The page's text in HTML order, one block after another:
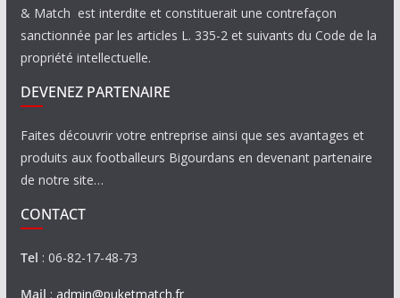
& Match est interdite et constituerait une contrefaçon
sanctionnée par les articles L. 335-2 et suivants du Code de la
propriété intellectuelle.
DEVENEZ PARTENAIRE
Faites découvrir votre entreprise ainsi que ses avantages et
produits aux footballeurs Bigourdans en devenant partenaire
de notre site…
CONTACT
Tel : 06-82-17-48-73
Mail : admin@puketmatch.fr